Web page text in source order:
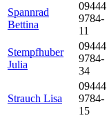
Spannrad
Bettina
09444
9784-
11
Stempfhuber
Julia
09444
9784-
34
Strauch Lisa
09444
9784-
15